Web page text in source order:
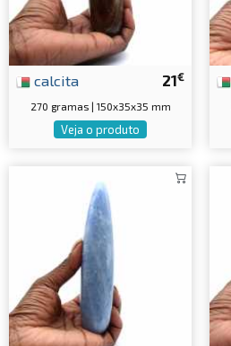
21€
calcita
270 gramas | 150x35x35 mm
Veja o produto